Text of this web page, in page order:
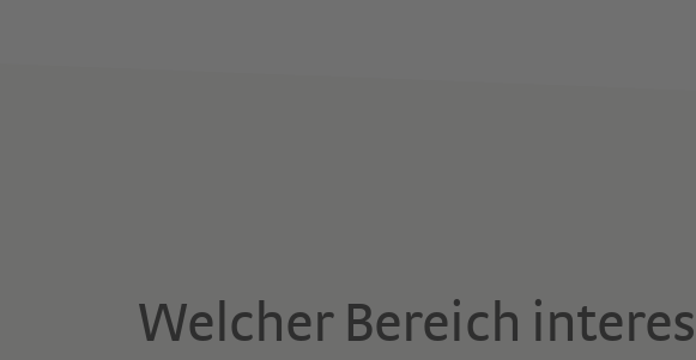
Welcher Bereich